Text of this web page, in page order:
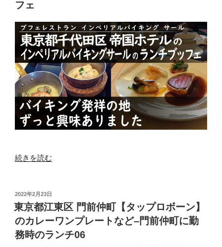
ス”
代
の
【い
な
穂】
の
各
種
日
替
わ
ラ
前
仲
町
に
フェ
“東
千
代
田
区
【帝
続きを読む
投
稿
日:
2022年2月23日
東京都江東区 門前仲町【タップロボーン】
のカレーワンプレートなど–門前仲町に勤
務時のランチ06